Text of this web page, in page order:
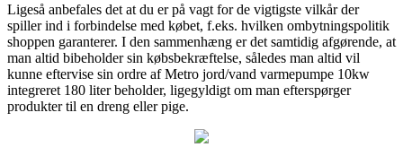
Ligeså anbefales det at du er på vagt for de vigtigste vilkår der
spiller ind i forbindelse med købet, f.eks. hvilken ombytningspolitik
shoppen garanterer. I den sammenhæng er det samtidig afgørende, at
man altid bibeholder sin købsbekræftelse, således man altid vil
kunne eftervise sin ordre af Metro jord/vand varmepumpe 10kw
integreret 180 liter beholder, ligegyldigt om man efterspørger
produkter til en dreng eller pige.